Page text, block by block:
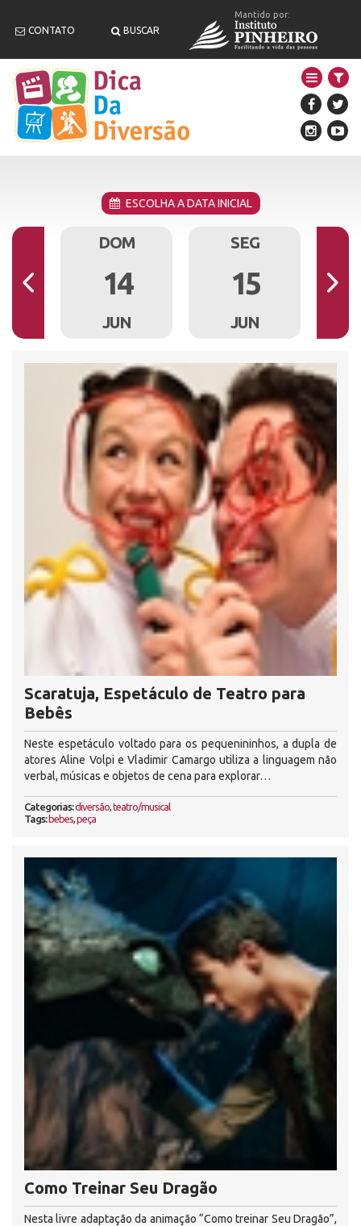
CONTATO BUSCAR
Mantido por:
ESCOLHA A DATA INICIAL
DOM
14
JUN
SEG
15
JUN
Scaratuja, Espetáculo de Teatro para
Bebês
Neste espetáculo voltado para os pequenininhos, a dupla de
atores Aline Volpi e Vladimir Camargo utiliza a linguagem não
verbal, músicas e objetos de cena para explorar…
Categorias:diversão,teatro/musical
Tags: bebes,peça
Como Treinar Seu Dragão
Nesta livre adaptação da animação “Como treinar Seu Dragão”,